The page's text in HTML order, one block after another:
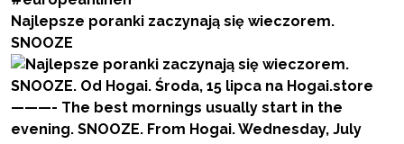
Najlepsze poranki zaczynają się wieczorem.
SNOOZE